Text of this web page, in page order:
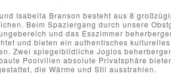
Isabella Branson besteht aus 8
Beim Spaziergang durch unsere
und das Esszimmer
und bieten ein authentisches
Zwei spiegelbildliche Joglos
Poolvillen absolute Privatsphäre
die Wärme und Stil ausstrahlen.